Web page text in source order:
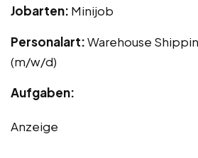
Jobarten: Minijob
Personalart:Warehouse
(m/w/d)
Aufgaben:
Anzeige